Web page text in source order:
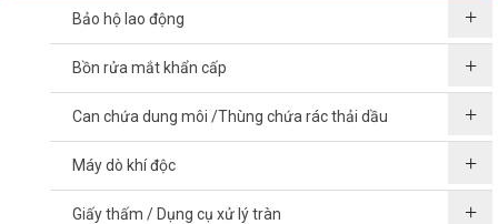
Bảo hộ lao động
Bồn rửa mắt khẩn cấp
Can chứa dung môi /Thùng chứa rác thải dầu
Máy dò khí độc
Giấy thấm / Dụng cụ xử lý tràn